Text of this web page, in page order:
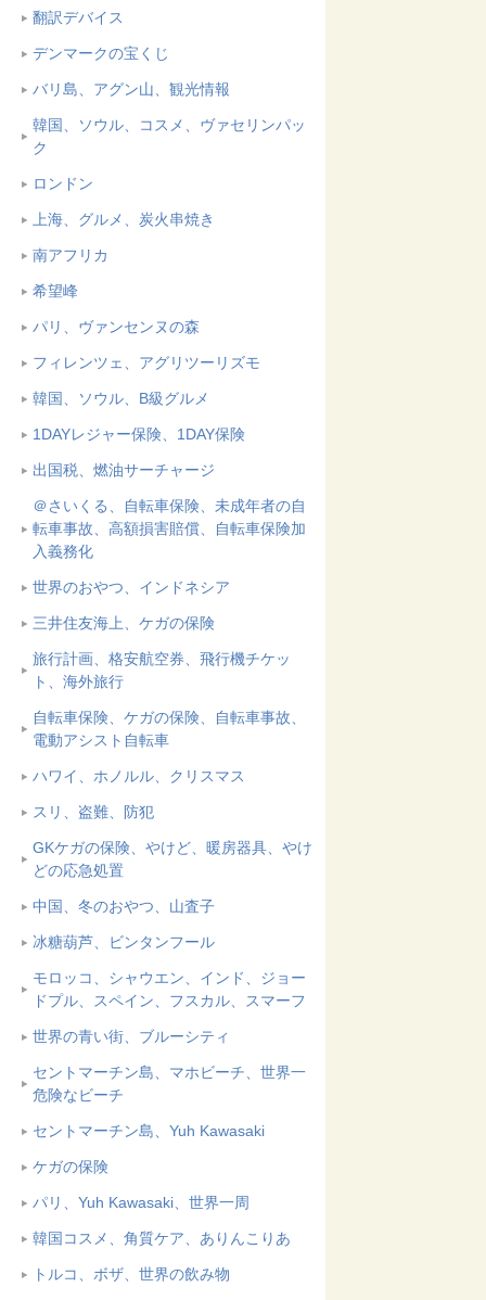
翻訳デバイス
デンマークの宝くじ
バリ島、アグン山、観光情報
韓国、ソウル、コスメ、ヴァセリンパッ
ク
ロンドン
上海、グルメ、炭火串焼き
南アフリカ
希望峰
パリ、ヴァンセンヌの森
フィレンツェ、アグリツーリズモ
韓国、ソウル、B級グルメ
1DAYレジャー保険、1DAY保険
出国税、燃油サーチャージ
＠さいくる、自転車保険、未成年者の自
転車事故、高額損害賠償、自転車保険加
入義務化
世界のおやつ、インドネシア
三井住友海上、ケガの保険
旅行計画、格安航空券、飛行機チケッ
ト、海外旅行
自転車保険、ケガの保険、自転車事故、
電動アシスト自転車
ハワイ、ホノルル、クリスマス
スリ、盗難、防犯
GKケガの保険、やけど、暖房器具、やけ
どの応急処置
中国、冬のおやつ、山査子
冰糖葫芦、ビンタンフール
モロッコ、シャウエン、インド、ジョー
ドプル、スペイン、フスカル、スマーフ
世界の青い街、ブルーシティ
セントマーチン島、マホビーチ、世界一
危険なビーチ
セントマーチン島、Yuh Kawasaki
ケガの保険
パリ、Yuh Kawasaki、世界一周
韓国コスメ、角質ケア、ありんこりあ
トルコ、ボザ、世界の飲み物